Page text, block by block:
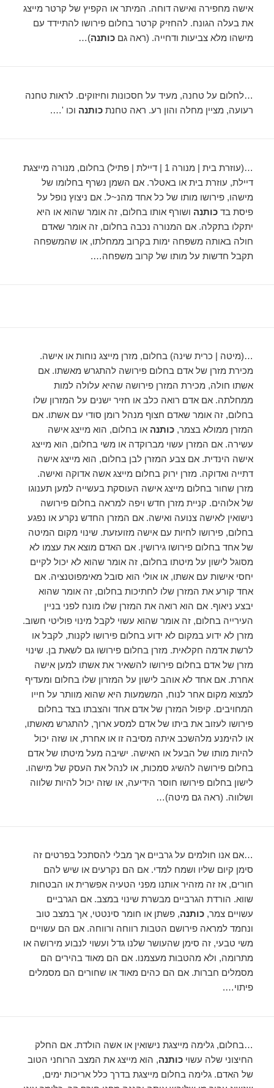
אישה מחפירה ואישה דוחה. המיתר או הקפיץ של קרטר מייצג
את בעלה הגונח. להחזיק קרטר בחלום פירושו להתיידד עם
מישהו מלא צביעות ודחייה. (ראה גםכותנה)…
…לחלום על טחנה, מעיד על חסכונות וחיזוקים. לראות טחנה
רעועה, מציין מחלה והון רע. ראה טחנתכותנה וכו '….
…(עוזרת בית | מנורה 1 | דיילת | פתיל) בחלום, מנורה מייצגת
דיילת, עוזרת בית או באטלר. אם השמן נשרף בחלומו של
מישהו, פירושו מותו של כל אחד מהנ~ל. אם ניצוץ נופל על
פיסת בדכותנה ושורף אותו בחלום, זה אומר שהוא או היא
יתקלו בתקלה. אם המנורה נכבה בחלום, זה אומר שאדם
חולה באותה משפחה ימות בקרוב ממחלתו, או שהמשפחה
תקבל חדשות על מותו של קרוב משפחה….
…(מיטה | כרית שינה) בחלום, מזרן מייצג נוחות או אישה.
מכירת מזרן של אדם בחלום פירושה להתגרש מאשתו. אם
אשתו חולה, מכירת המזרן פירושה שהיא עלולה למות
ממחלתה. אם אדם רואה כלב או חזיר ישנים על המזרון שלו
בחלום, זה אומר שאדם חצוף מנהל רומן סודי עם אשתו. אם
המזרן ממולא בצמר,כותנה או בחלום, הוא מייצג אישה
עשירה. אם המזרן עשוי מברוקדה או משי בחלום, הוא מייצג
אישה הינדית. אם צבע המזרן לבן בחלום, הוא מייצג אישה
דתייה ואדוקה. מזרן ירוק בחלום מייצג אשה אדוקה ואישה.
מזרן שחור בחלום מייצג אישה העוסקת בעשייה למען תענוגו
של אלוהים. קניית מזרן חדש ויפה למראה בחלום פירושה
נישואין לאישה צנועה ואישה. אם המזרן החדש נקרע או נפגע
בחלום, פירושו לחיות עם אישה מזועזעת. שינוי מקום המיטה
של ​​אחד בחלום פירושו גירושין. אם האדם מוצא את עצמו לא
מסוגל לישון על מיטתו בחלום, זה אומר שהוא לא יכול לקיים
יחסי אישות עם אשתו, או אולי הוא סובל מאימפוטנציה. אם
אחד קורע את המזרן שלו לחתיכות בחלום, זה אומר שהוא
יבצע ניאוף. אם הוא רואה את המזרן שלו מונח לפני בניין
העירייה בחלום, זה אומר שהוא עשוי לקבל מינוי פוליטי חשוב.
מזרן לא ידוע במקום לא ידוע בחלום פירושו לקנות, לקבל או
לרשת אדמה חקלאית. מזרן בחלום פירושו גם לשאת בן. שינוי
מזרן של אדם בחלום פירושו להשאיר את אשתו למען אישה
אחרת. אם אחד לא אוהב לישון על המזרון שלו בחלום ומעדיף
למצוא מקום אחר לנוח, המשמעות היא שהוא מוותר על חייו
המחויבים. קיפול המזרן של אדם אחד והצבתו בצד בחלום
פירושו לעזוב את ביתו של אדם למסע ארוך, להתגרש מאשתו,
או להימנע מלהשכב איתה מסיבה זו או אחרת, או שזה יכול
להיות מותו של הבעל או האישה. ישיבה מעל מיטתו של אדם
בחלום פירושה להשיג סמכות, או לנהל את העסק של מישהו.
לישון בחלום פירושו חוסר הידיעה, או שזה יכול להיות שלווה
ושלווה. (ראה גם מיטה)…
…אם אנו חולמים על גרביים אך מבלי להסתכל בפרטים זה
סימן קיום שליו ושמח למדי. אם הם נקרעים או שיש להם
חורים, אז זה מזהיר אותנו מפני הטעיה אפשרית או הבטחות
שווא. הורדת הגרביים מבשרת שינוי במצב. אם הגרביים
עשויים צמר,כותנה, פשתן או חומר סינטטי, אך במצב טוב
ונחמד למראה פירושם הטבות רווחה ורווחה. אם הם עשויים
משי טבעי, זה סימן שהעושר שלנו גדל ועשוי לנבוע מירושה או
מתרומה, ולא מהטבות מעצמנו. אם הם מאוד בהירים הם
מסמלים חברות. אם הם כהים מאוד או שחורים הם מסמלים
פיתוי….
…בחלום, גלימה מייצגת נישואין או אשה הולדת. אם החלק
החיצוני שלה עשויכותנה, הוא מייצג את המצב הרוחני הטוב
של האדם. גלימה בחלום מייצגת בדרך כלל אריכות ימים,